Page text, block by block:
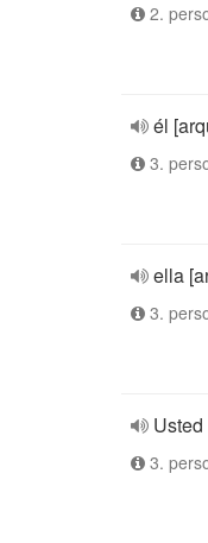
2.
él
3.
ella
3.
3.